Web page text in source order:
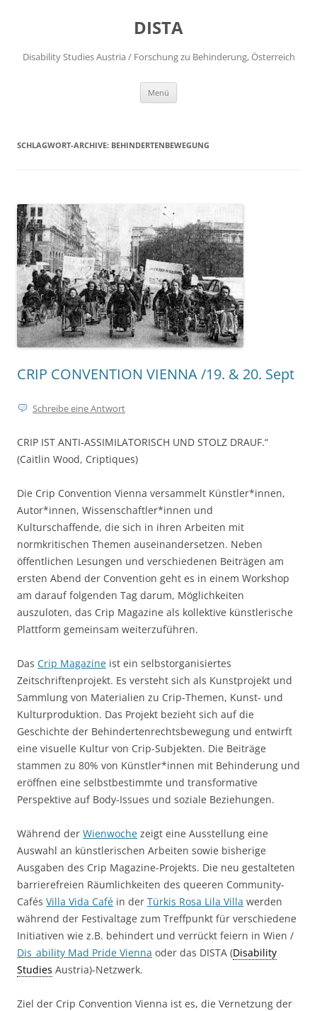
DISTA
Disability Studies Austria / Forschung zu Behinderung, Österreich
Menü
SCHLAGWORT-ARCHIVE: BEHINDERTENBEWEGUNG
CRIP CONVENTION VIENNA /19. & 20. Sept
Schreibe eine Antwort
CRIP IST ANTI-ASSIMILATORISCH UND STOLZ DRAUF.“
(Caitlin Wood, Criptiques)
Die Crip Convention Vienna versammelt Künstler*innen,
Autor*innen, Wissenschaftler*innen und
Kulturschaffende, die sich in ihren Arbeiten mit
normkritischen Themen auseinandersetzen. Neben
öffentlichen Lesungen und verschiedenen Beiträgen am
ersten Abend der Convention geht es in einem Workshop
am darauf folgenden Tag darum, Möglichkeiten
auszuloten, das Crip Magazine als kollektive künstlerische
Plattform gemeinsam weiterzuführen.
Das Crip Magazine ist ein selbstorganisiertes
Zeitschriftenprojekt. Es versteht sich als Kunstprojekt und
Sammlung von Materialien zu Crip-Themen, Kunst- und
Kulturproduktion. Das Projekt bezieht sich auf die
Geschichte der Behindertenrechtsbewegung und entwirft
eine visuelle Kultur von Crip-Subjekten. Die Beiträge
stammen zu 80% von Künstler*innen mit Behinderung und
eröffnen eine selbstbestimmte und transformative
Perspektive auf Body-Issues und soziale Beziehungen.
Während der Wienwoche zeigt eine Ausstellung eine
Auswahl an künstlerischen Arbeiten sowie bisherige
Ausgaben des Crip Magazine-Projekts. Die neu gestalteten
barrierefreien Räumlichkeiten des queeren Community-
Cafés Villa Vida Café in der Türkis Rosa Lila Villa werden
während der Festivaltage zum Treffpunkt für verschiedene
Initiativen wie z.B. behindert und verrückt feiern in Wien /
Dis_ability Mad Pride Vienna oder das DISTA (Disability
Studies Austria)-Netzwerk.
Ziel der Crip Convention Vienna ist es, die Vernetzung der